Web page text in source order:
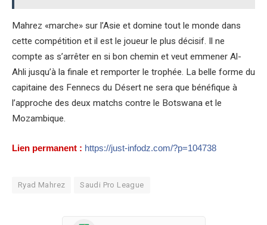
Mahrez «marche» sur l’Asie et domine tout le monde dans
cette compétition et il est le joueur le plus décisif. Il ne
compte as s’arrêter en si bon chemin et veut emmener Al-
Ahli jusqu’à la finale et remporter le trophée. La belle forme du
capitaine des Fennecs du Désert ne sera que bénéfique à
l’approche des deux matchs contre le Botswana et le
Mozambique.
Lien permanent : https://just-infodz.com/?p=104738
Ryad Mahrez Saudi Pro League